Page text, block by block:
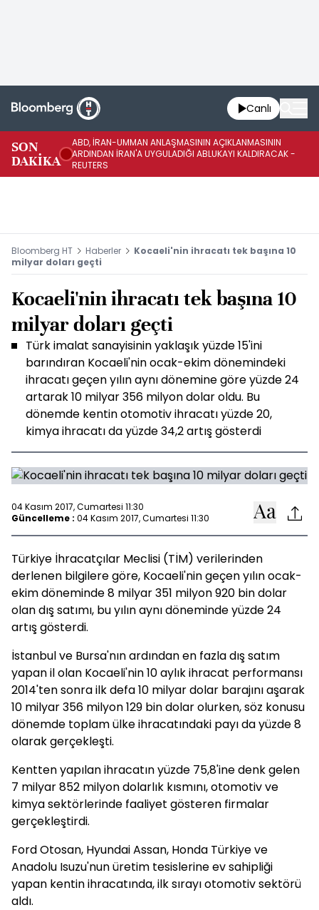
Canlı
SON
DAKİKA
ABD, İRAN-UMMAN ANLAŞMASININ AÇIKLANMASININ
ARDINDAN İRAN'A UYGULADIĞI ABLUKAYI KALDIRACAK -
REUTERS
Bloomberg HT Haberler
Kocaeli'nin ihracatı tek başına 10
milyar doları geçti
Kocaeli'nin ihracatı tek başına 10
milyar doları geçti
Türk imalat sanayisinin yaklaşık yüzde 15'ini
barındıran Kocaeli'nin ocak-ekim dönemindeki
ihracatı geçen yılın aynı dönemine göre yüzde 24
artarak 10 milyar 356 milyon dolar oldu. Bu
dönemde kentin otomotiv ihracatı yüzde 20,
kimya ihracatı da yüzde 34,2 artış gösterdi
04 Kasım 2017, Cumartesi 11:30
Güncelleme : 04 Kasım 2017, Cumartesi 11:30
Türkiye İhracatçılar Meclisi (TİM) verilerinden
derlenen bilgilere göre, Kocaeli'nin geçen yılın ocak-
ekim döneminde 8 milyar 351 milyon 920 bin dolar
olan dış satımı, bu yılın aynı döneminde yüzde 24
artış gösterdi.
İstanbul ve Bursa'nın ardından en fazla dış satım
yapan il olan Kocaeli'nin 10 aylık ihracat performansı
2014'ten sonra ilk defa 10 milyar dolar barajını aşarak
10 milyar 356 milyon 129 bin dolar olurken, söz konusu
dönemde toplam ülke ihracatındaki payı da yüzde 8
olarak gerçekleşti.
Kentten yapılan ihracatın yüzde 75,8'ine denk gelen
7 milyar 852 milyon dolarlık kısmını, otomotiv ve
kimya sektörlerinde faaliyet gösteren firmalar
gerçekleştirdi.
Ford Otosan, Hyundai Assan, Honda Türkiye ve
Anadolu Isuzu'nun üretim tesislerine ev sahipliği
yapan kentin ihracatında, ilk sırayı otomotiv sektörü
aldı.